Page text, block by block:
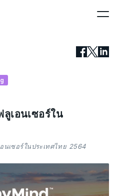
เอนเซอร์ใน
นเซอร์ในประเทศไทย 2564